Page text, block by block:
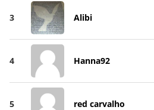
3 Alibi
4 Hanna92
5 red carvalho